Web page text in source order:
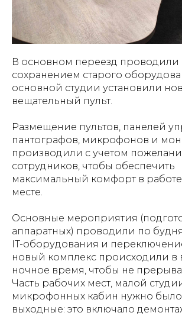
В основном переезд проводили
сохранением старого
основной студии установили
вещательный пульт.
Размещение пультов, панелей
пантографов, микрофонов и
производили с учетом
сотрудников, чтобы обеспечить
максимальный комфорт в
месте.
Основные мероприятия
аппаратных) проводили по
IT-оборудования и
новый комплекс происходили в
ночное время, чтобы не
Часть рабочих мест, малой
микрофонных кабин нужно было
выходные: это включало